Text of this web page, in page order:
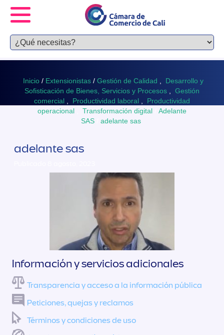
Inicio / Extensionistas / Gestión de Calidad ,
Desarrollo y
Sofisticación de Bienes, Servicios y Procesos , Gestión
comercial , Productividad laboral ,
Productividad
operacional
Transformación digital
Adelante
SAS
adelante sas
adelante sas
Información y servicios adicionales
Transparencia y acceso a la información pública
Peticiones, quejas y reclamos
Términos y condiciones de uso